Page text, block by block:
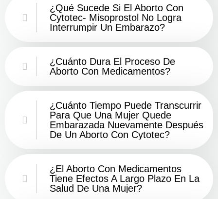
¿Qué Sucede Si El Aborto Con
Cytotec- Misoprostol No Logra
Interrumpir Un Embarazo?
¿Cuánto Dura El Proceso De
Aborto Con Medicamentos?
¿Cuánto Tiempo Puede Transcurrir
Para Que Una Mujer Quede
Embarazada Nuevamente Después
De Un Aborto Con Cytotec?
¿El Aborto Con Medicamentos
Tiene Efectos A Largo Plazo En La
Salud De Una Mujer?